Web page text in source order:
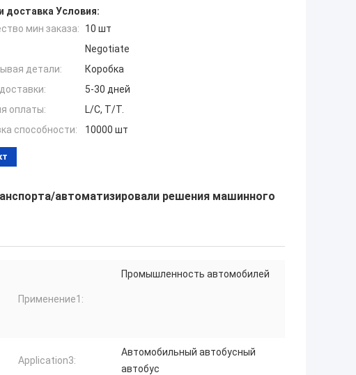
доставка Условия:
мин заказа:
10 шт
Negotiate
детали:
Коробка
5-30 дней
оплаты:
L/C, T/T.
способности:
10000 шт
автоматизировали решения машинного
Применение1:
Промышленность автомобилей
Application3:
Автомобильный автобусный
автобус